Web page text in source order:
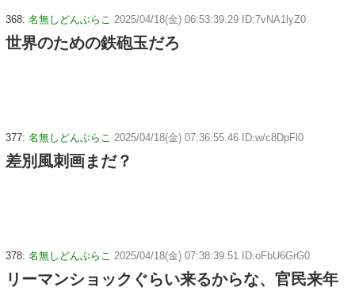
368: 名無しどんぶらこ 2025/04/18(金) 06:53:39.29 ID:7vNA1lyZ0
世界のための鉄砲玉だろ
377: 名無しどんぶらこ 2025/04/18(金) 07:36:55.46 ID:w/c8DpFl0
差別風刺画まだ？
378: 名無しどんぶらこ 2025/04/18(金) 07:38:39.51 ID:oFbU6GrG0
リーマンショックぐらい来るからな、官民来年